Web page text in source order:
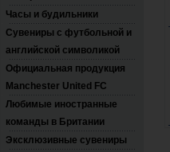
Часы и будильники
Сувениры с футбольной и
английской символикой
Официальная продукция
Manchester United FC
Любимые иностранные
команды в Британии
Эксклюзивные сувениры